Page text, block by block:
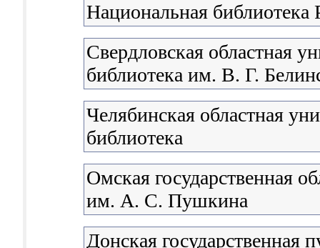
Национальная библиотека
Свердловская областная
библиотека им. В. Г.
Челябинская областная
библиотека
Омская государственная
им. А. С. Пушкина
Донская государственная